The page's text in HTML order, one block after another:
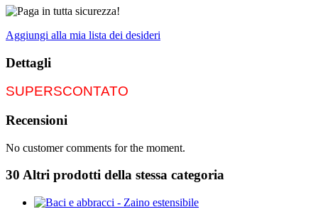
Aggiungi alla mia lista dei desideri
Dettagli
SUPERSCONTATO
Recensioni
No customer comments for the moment.
30 Altri prodotti della stessa categoria